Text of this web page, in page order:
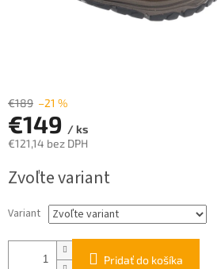
€189 –21 %
€149 / ks
€121,14 bez DPH
cena:
Zvoľte variant
Variant
Pridať do košíka